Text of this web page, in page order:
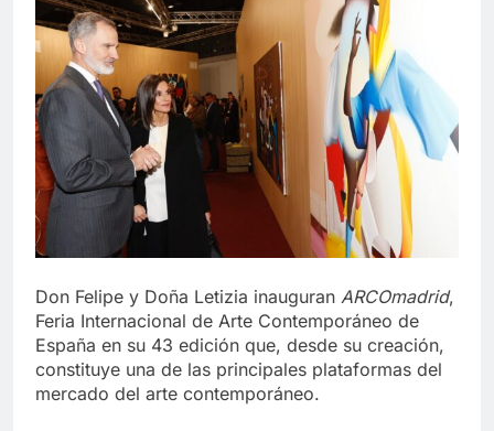
Don Felipe y Doña Letizia inauguran ARCOmadrid,
Feria Internacional de Arte Contemporáneo de
España en su 43 edición que, desde su creación,
constituye una de las principales plataformas del
mercado del arte contemporáneo.